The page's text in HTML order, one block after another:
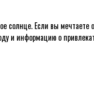
солнце. Если вы
и информацию о